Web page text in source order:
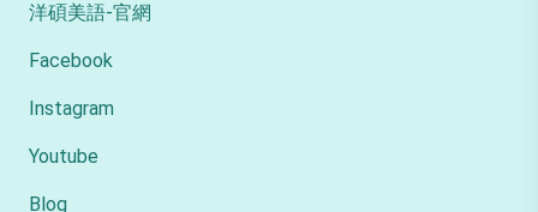
洋碩美語-官網
Facebook
Instagram
Youtube
Blog